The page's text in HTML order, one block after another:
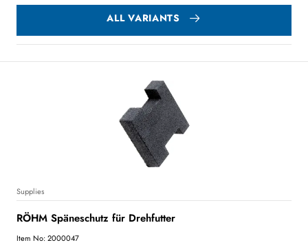
ALL VARIANTS
Supplies
RÖHM Späneschutz für Drehfutter
Item No: 2000047